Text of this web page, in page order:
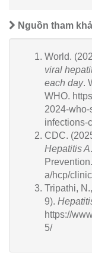
Nguồn tham
World.
viral
each day.
WHO.
2024-
infections-
CDC.
Hepatitis A
a/hcp/
Tripathi,
9).
https://
5/